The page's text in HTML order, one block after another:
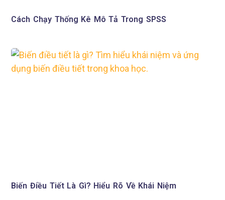
Cách Chạy Thống Kê Mô Tả Trong SPSS
Biến Điều Tiết Là Gì? Hiểu Rõ Về Khái Niệm